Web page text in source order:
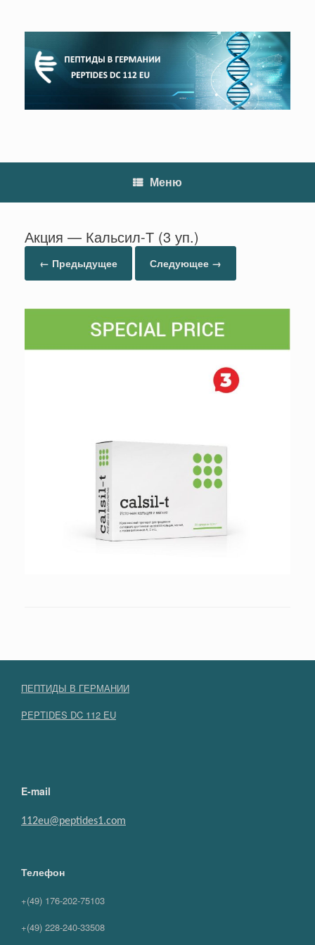
содержанию
Меню
Акция — Кальсил-Т (3 уп.)
← Предыдущее Следующее →
ПЕПТИДЫ В ГЕРМАНИИ
PEPTIDES DC 112 EU
E-mail
112eu@peptides1.com
Телефон
+(49) 176-202-75103
+(49) 228-240-33508